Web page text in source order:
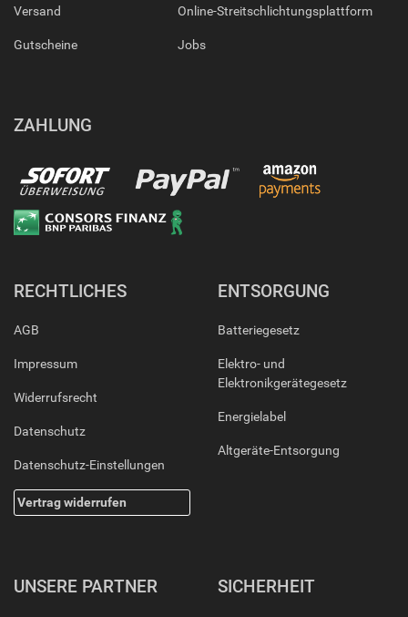
Versand
Gutscheine
Online-Streitschlichtungsplattform
Jobs
ZAHLUNG
RECHTLICHES
AGB
Impressum
Widerrufsrecht
Datenschutz
Datenschutz-Einstellungen
Vertrag widerrufen
ENTSORGUNG
Batteriegesetz
Elektro- und
Elektronikgerätegesetz
Energielabel
Altgeräte-Entsorgung
UNSERE PARTNER SICHERHEIT